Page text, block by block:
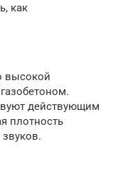
как
высокой
действующим
плотность